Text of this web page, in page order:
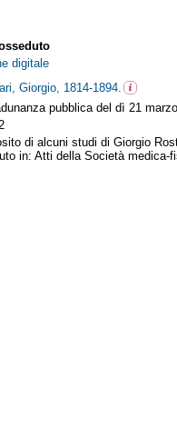
digitale
Giorgio, 1814-1894.
pubblica del dì 21
di alcuni studi di Giorgio
in: Atti della Società medica-